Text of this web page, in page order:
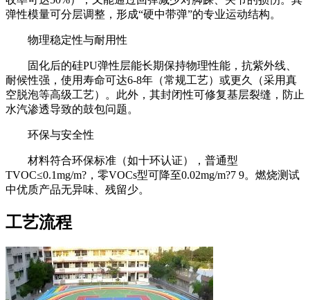
弹性模量可分层调整，形成“硬中带弹”的专业运动结构。
物理稳定性与耐用性
固化后的硅PU弹性层能长期保持物理性能，抗紫外线、
耐候性强，使用寿命可达6-8年（常规工艺）或更久（采用真
空脱泡等高级工艺）。此外，其封闭性可修复基层裂缝，防止
水汽渗透导致的鼓包问题。
环保与安全性
材料符合环保标准（如十环认证），普通型
TVOC≤0.1mg/m?，零VOCs型可降至0.02mg/m?7 9。燃烧测试
中优质产品无异味、残留少。
工艺流程